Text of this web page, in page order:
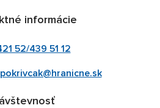
informácie
52/439 51 12